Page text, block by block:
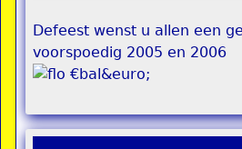
Defeest wenst u allen een
voorspoedig 2005 en 2006
€bal&euro;